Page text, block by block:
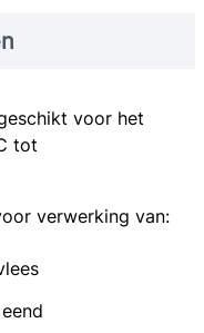
voor het
tot
verwerking van: